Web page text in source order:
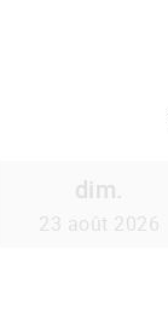
dim.
23 août 2026